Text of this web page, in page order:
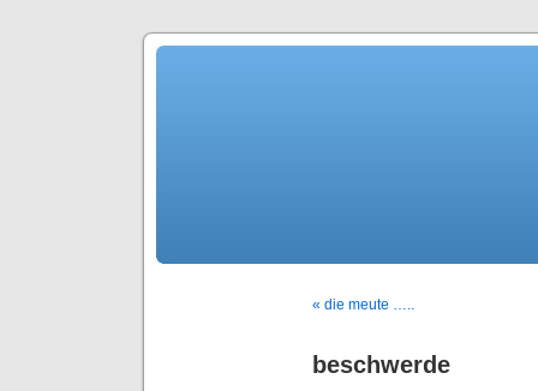
« die meute …..
beschwerde